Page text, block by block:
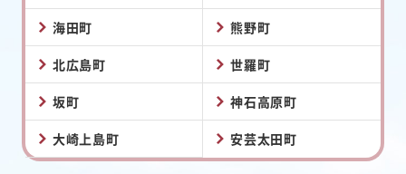
海田町 熊野町
北広島町 世羅町
坂町 神石高原町
大崎上島町 安芸太田町